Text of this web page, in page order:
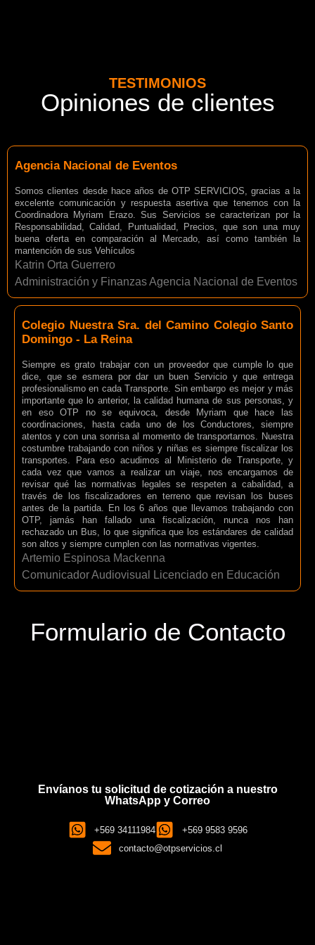
TESTIMONIOS
Opiniones de clientes
Agencia Nacional de Eventos
Somos clientes desde hace años de OTP SERVICIOS, gracias a la
excelente comunicación y respuesta asertiva que tenemos con la
Coordinadora Myriam Erazo. Sus Servicios se caracterizan por la
Responsabilidad, Calidad, Puntualidad, Precios, que son una muy
buena oferta en comparación al Mercado, así como también la
mantención de sus Vehículos
Katrin Orta Guerrero
Administración y Finanzas Agencia Nacional de Eventos
Colegio Nuestra Sra. del Camino Colegio Santo
Domingo - La Reina
Siempre es grato trabajar con un proveedor que cumple lo que
dice, que se esmera por dar un buen Servicio y que entrega
profesionalismo en cada Transporte. Sin embargo es mejor y más
importante que lo anterior, la calidad humana de sus personas, y
en eso OTP no se equivoca, desde Myriam que hace las
coordinaciones, hasta cada uno de los Conductores, siempre
atentos y con una sonrisa al momento de transportarnos. Nuestra
costumbre trabajando con niños y niñas es siempre fiscalizar los
transportes. Para eso acudimos al Ministerio de Transporte, y
cada vez que vamos a realizar un viaje, nos encargamos de
revisar qué las normativas legales se respeten a cabalidad, a
través de los fiscalizadores en terreno que revisan los buses
antes de la partida. En los 6 años que llevamos trabajando con
OTP, jamás han fallado una fiscalización, nunca nos han
rechazado un Bus, lo que significa que los estándares de calidad
son altos y siempre cumplen con las normativas vigentes.
Artemio Espinosa Mackenna
Comunicador Audiovisual Licenciado en Educación
Formulario de Contacto
Envíanos tu solicitud de cotización a nuestro
WhatsApp y Correo
+569 34111984
+569 9583 9596
contacto@otpservicios.cl